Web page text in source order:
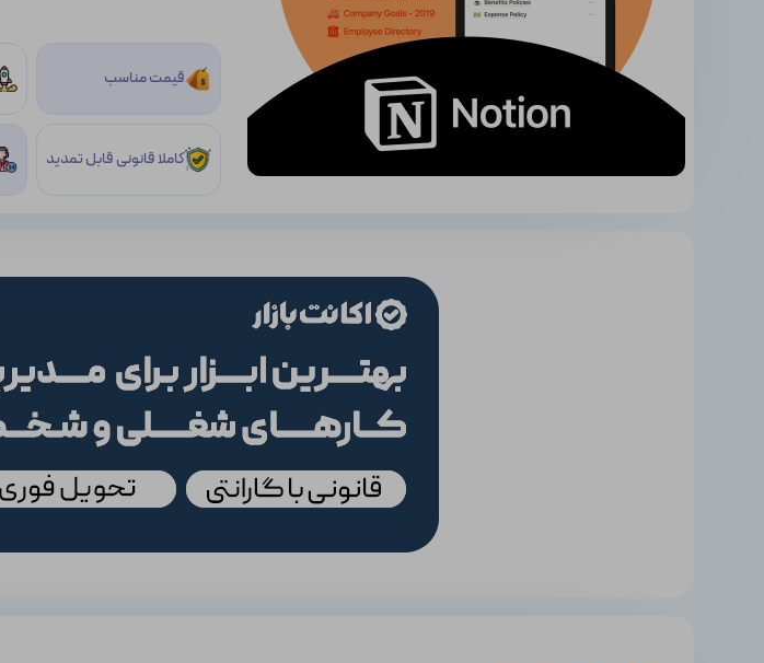
قیمت مناسب
کاملا قانونی قابل تمدید